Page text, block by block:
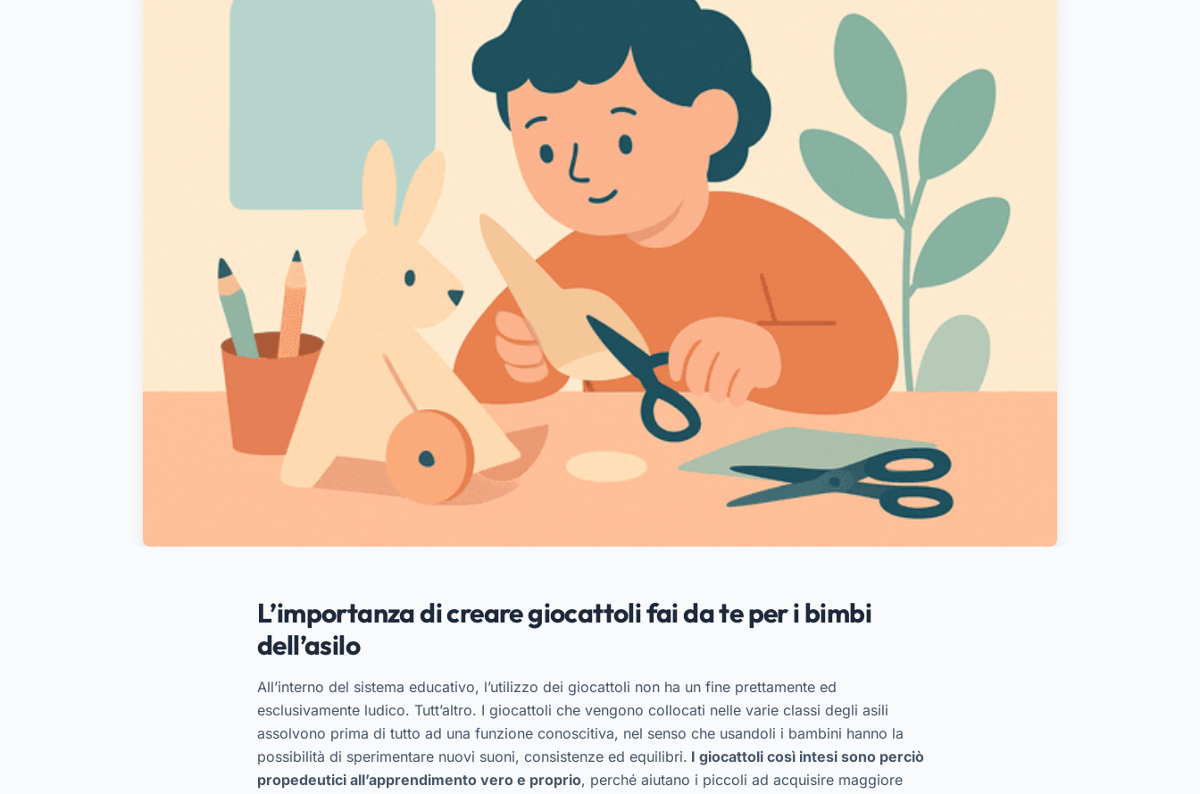
L’importanza di creare giocattoli fai da te per i bimbi
dell’asilo
All’interno del sistema educativo, l’utilizzo dei giocattoli non ha un fine prettamente ed
esclusivamente ludico. Tutt’altro. I giocattoli che vengono collocati nelle varie classi degli asili
assolvono prima di tutto ad una funzione conoscitiva, nel senso che usandoli i bambini hanno la
possibilità di sperimentare nuovi suoni, consistenze ed equilibri. I giocattoli così intesi sono perciò
propedeutici all’apprendimento vero e proprio, perché aiutano i piccoli ad acquisire maggiore